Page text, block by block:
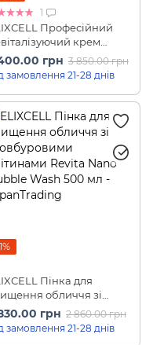
1
Професійний
крем
Cream Pro (300 мл)
грн 3 850.00 грн
замовлення 21-28 днів
Пінка для
обличчя зі
клітинами
Nano Bubble Wash
мл
грн 2 860.00 грн
замовлення 21-28 днів